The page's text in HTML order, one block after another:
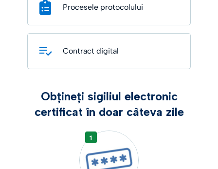
Procesele protocolului
Contract digital
Obțineți sigiliul electronic
certificat în doar câteva zile